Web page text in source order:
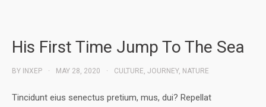
His First Time Jump To The Sea
BY INXEP MAY 28, 2020 CULTURE, JOURNEY, NATURE
Tincidunt eius senectus pretium, mus, dui? Repellat